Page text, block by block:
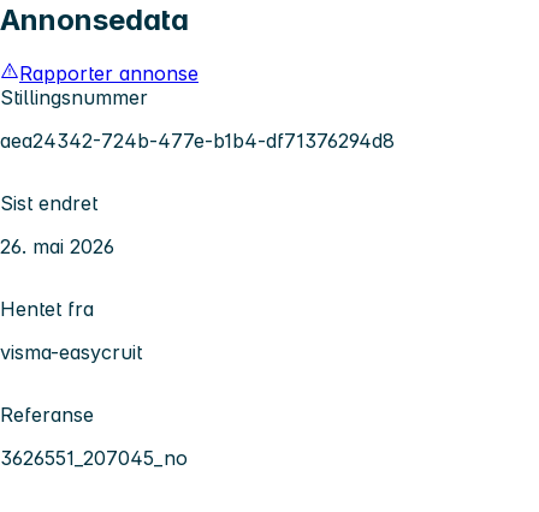
Annonsedata
Rapporter annonse
Stillingsnummer
aea24342-724b-477e-b1b4-df71376294d8
Sist endret
26. mai 2026
Hentet fra
visma-easycruit
Referanse
3626551_207045_no